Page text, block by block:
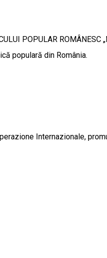
POPULAR
populară din România.
Internazionale,